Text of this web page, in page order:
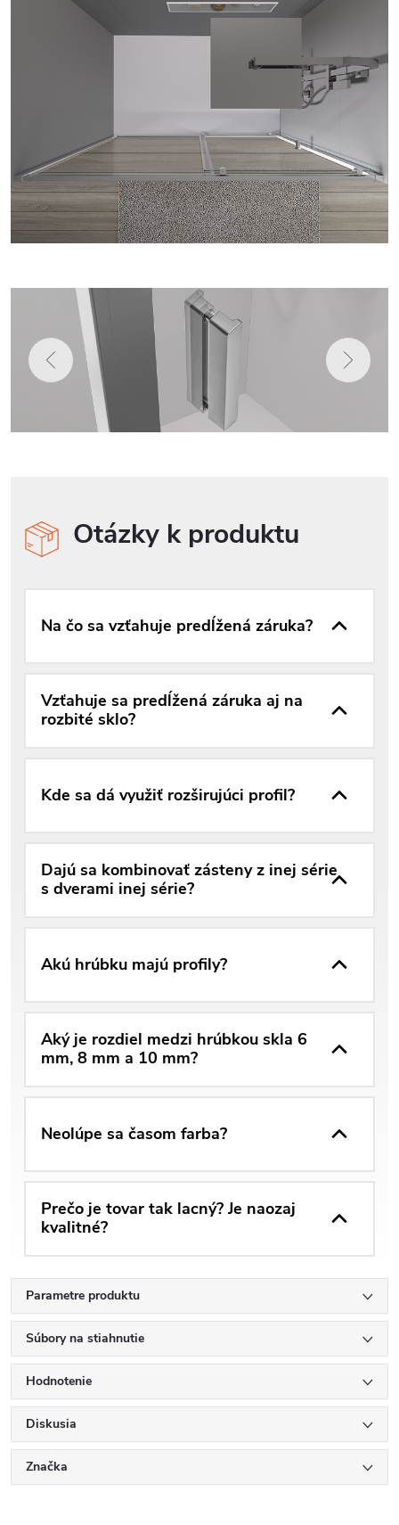
Otázky k produktu
Na čo sa vzťahuje predĺžená záruka?
Vzťahuje sa predĺžená záruka aj na
rozbité sklo?
Kde sa dá využiť rozširujúci profil?
Dajú sa kombinovať zásteny z inej série
s dverami inej série?
Akú hrúbku majú profily?
Aký je rozdiel medzi hrúbkou skla 6
mm, 8 mm a 10 mm?
Neolúpe sa časom farba?
Prečo je tovar tak lacný? Je naozaj
kvalitné?
Parametre produktu
Súbory na stiahnutie
Hodnotenie
Diskusia
Značka